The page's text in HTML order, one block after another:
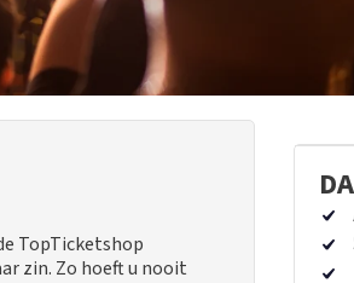
TopTicketshop
zin. Zo hoeft u nooit